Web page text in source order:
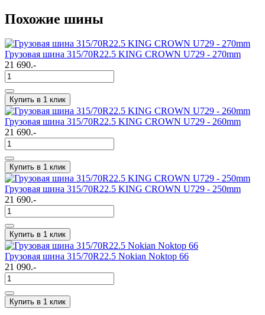
Похожие шины
Грузовая шина 315/70R22.5 KING CROWN U729 - 270mm
21 690.-
Купить в 1 клик
Грузовая шина 315/70R22.5 KING CROWN U729 - 260mm
21 690.-
Купить в 1 клик
Грузовая шина 315/70R22.5 KING CROWN U729 - 250mm
21 690.-
Купить в 1 клик
Грузовая шина 315/70R22.5 Nokian Noktop 66
21 090.-
Купить в 1 клик